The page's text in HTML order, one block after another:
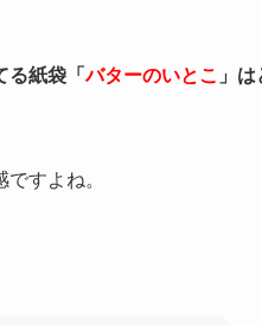
る紙袋「バターのいとこ 」
すよね。